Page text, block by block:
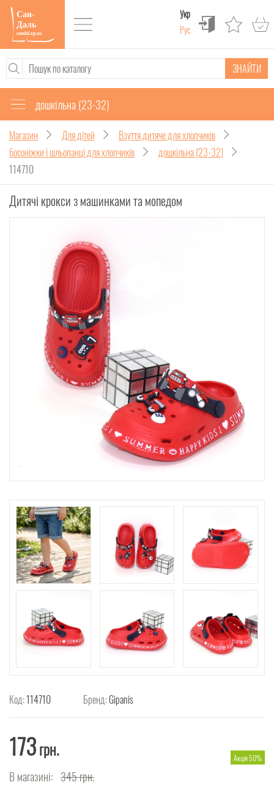
Укр
Рус
ЗНАЙТИ
дошкільна (23-32)
Магазин Для дітей
Взуття дитяче для хлопчиків
босоніжки і шльопанці для хлопчиків
дошкільна (23-32)
114710
Дитячі крокси з машинками та мопедом
Код:114710 Бренд:Gipanis
173грн.
В магазині: 345грн.
Акція 50%